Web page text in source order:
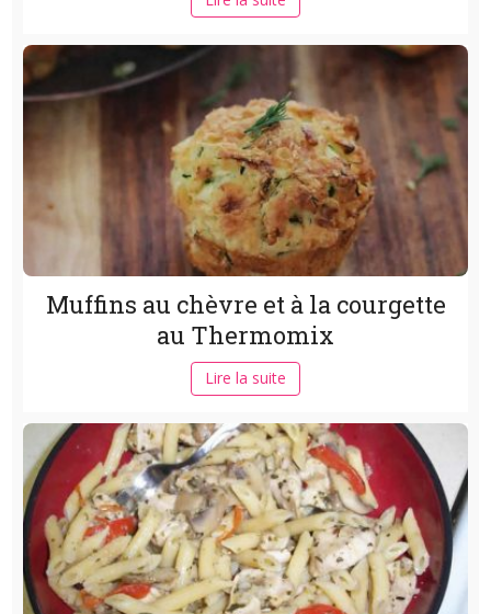
Muffins au chèvre et à la courgette
au Thermomix
Lire la suite